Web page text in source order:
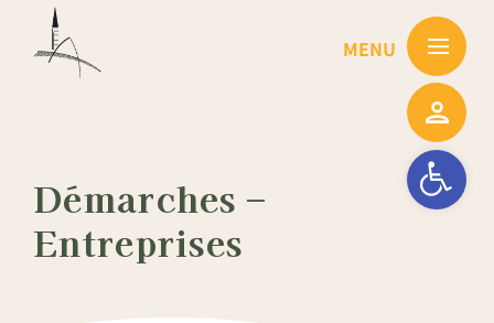
Ouvrir la
Démarches –
Entreprises